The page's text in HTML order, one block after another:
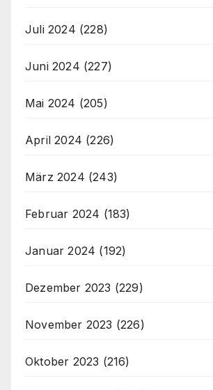
Juli 2024 (228)
Juni 2024 (227)
Mai 2024 (205)
April 2024 (226)
März 2024 (243)
Februar 2024 (183)
Januar 2024 (192)
Dezember 2023 (229)
November 2023 (226)
Oktober 2023 (216)